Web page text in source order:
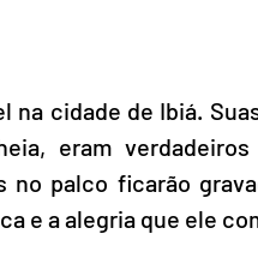
na cidade de Ibiá.
eram
palco ficarão
e a alegria que ele